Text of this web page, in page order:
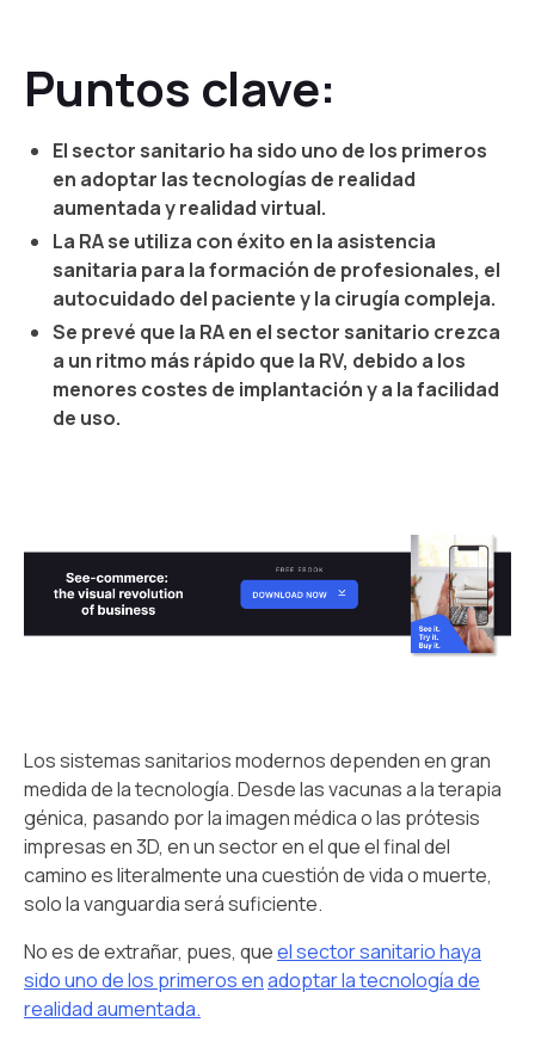
Puntos clave:
El sector sanitario ha sido uno de los primeros
en adoptar las tecnologías de realidad
aumentada y realidad virtual.
La RA se utiliza con éxito en la asistencia
sanitaria para la formación de profesionales, el
autocuidado del paciente y la cirugía compleja.
Se prevé que la RA en el sector sanitario crezca
a un ritmo más rápido que la RV, debido a los
menores costes de implantación y a la facilidad
de uso.
Los sistemas sanitarios modernos dependen en gran
medida de la tecnología. Desde las vacunas a la terapia
génica, pasando por la imagen médica o las prótesis
impresas en 3D, en un sector en el que el final del
camino es literalmente una cuestión de vida o muerte,
solo la vanguardia será suficiente.
No es de extrañar, pues, queel sector sanitario haya
sido uno de los primeros enadoptar la tecnología de
realidad aumentada.